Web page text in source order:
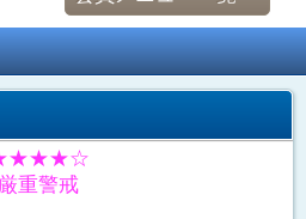
厳重警戒